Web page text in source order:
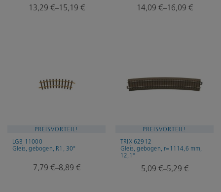
13,29 €–15,19 € 14,09 €–16,09 €
PREISVORTEIL!
LGB 11000
Gleis, gebogen, R1, 30°
7,79 €–8,89 €
PREISVORTEIL!
TRIX 62912
Gleis, gebogen, r=1114,6 mm,
12,1°
5,09 €–5,29 €